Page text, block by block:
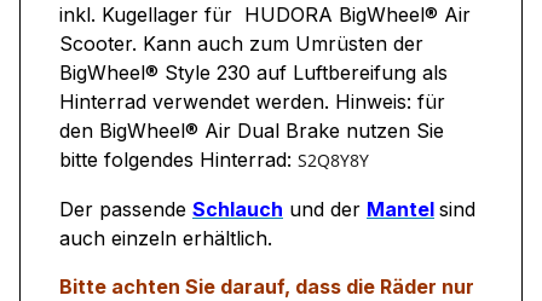
inkl. Kugellager für HUDORA BigWheel® Air
Scooter. Kann auch zum Umrüsten der
BigWheel® Style 230 auf Luftbereifung als
Hinterrad verwendet werden. Hinweis: für
den BigWheel® Air Dual Brake nutzen Sie
bitte folgendes Hinterrad: S2Q8Y8Y
Der passende Schlauch und der Mantel sind
auch einzeln erhältlich.
Bitte achten Sie darauf, dass die Räder nur